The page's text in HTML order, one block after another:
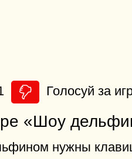
Голосуй за
«Шоу
нужны